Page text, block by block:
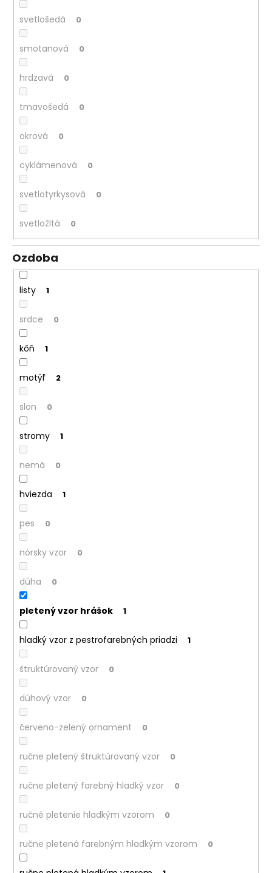
svetlošedá 0
smotanová 0
hrdzavá 0
tmavošedá 0
okrová 0
cyklámenová 0
svetlotyrkysová 0
svetložltá 0
Ozdoba
listy 1
srdce 0
kôň 1
motýľ 2
slon 0
stromy 1
nemá 0
hviezda 1
pes 0
nórsky vzor 0
dúha 0
pletený vzor hrášok 1
hladký vzor z pestrofarebných priadzi 1
štruktúrovaný vzor 0
dúhový vzor 0
červeno-zelený ornament 0
ručne pletený štruktúrovaný vzor 0
ručne pletený farebný hladký vzor 0
ručné pletenie hladkým vzorom 0
ručne pletená farebným hladkým vzorom 0